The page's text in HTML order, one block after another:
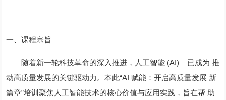
一、课程宗旨
随着新一轮科技革命的深入推进，人工智能 (AI) 已成为 推
动高质量发展的关键驱动力。本此“AI 赋能：开启高质量发展 新
篇章”培训聚焦人工智能技术的核心价值与应用实践，旨在帮 助